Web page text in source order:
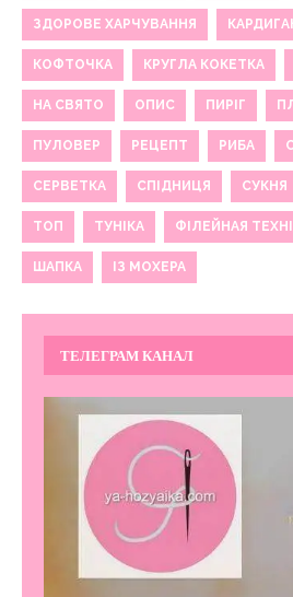
ЗДОРОВЕ ХАРЧУВАННЯ
КОФТОЧКА КРУГЛА КОКЕТКА
НА СВЯТО ОПИС ПИРІГ
ПУЛОВЕР РЕЦЕПТ РИБА
СЕРВЕТКА СПІДНИЦЯ СУКНЯ
ТОП ТУНІКА ФІЛЕЙНАЯ
ШАПКА ІЗ МОХЕРА
ТЕЛЕГРАМ КАНАЛ